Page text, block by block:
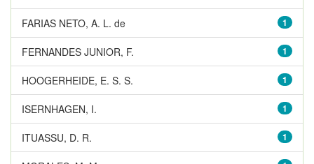
1
FARIAS NETO, A. L. de
1
FERNANDES JUNIOR, F.
1
HOOGERHEIDE, E. S. S.
1
ISERNHAGEN, I.
1
ITUASSU, D. R.